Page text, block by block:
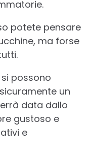
potete pensare
ma forse
possono
un
data dallo
gustoso e
e